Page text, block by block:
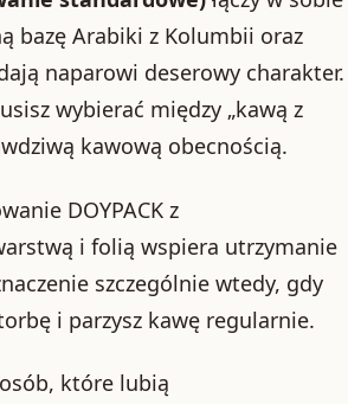
bazę Arabiki z Kolumbii oraz
naparowi deserowy charakter.
wybierać między „kawą z
kawową obecnością.
DOYPACK z
i folią wspiera utrzymanie
szczególnie wtedy, gdy
i parzysz kawę regularnie.
które lubią